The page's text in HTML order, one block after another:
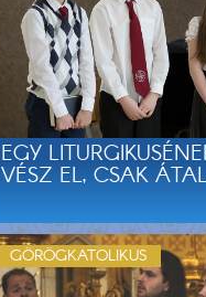
EGY
VÉSZ EL, CSAK
GÖRÖGKATOLIKUS